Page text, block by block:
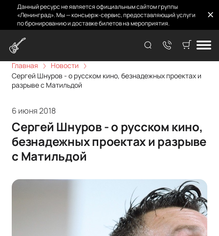
Данный ресурс не является официальным сайтом группы
«Ленинград». Мы — консьерж-сервис, предоставляющий услуги
по бронированию и доставке билетов на мероприятия.
Главная
Новости
Сергей Шнуров - о русском кино, безнадежных проектах и
разрыве с Матильдой
6 июня 2018
Сергей Шнуров - о русском кино,
безнадежных проектах и разрыве
с Матильдой